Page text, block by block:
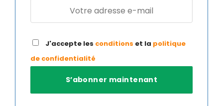
J'accepte les conditions et la politique
de confidentialité